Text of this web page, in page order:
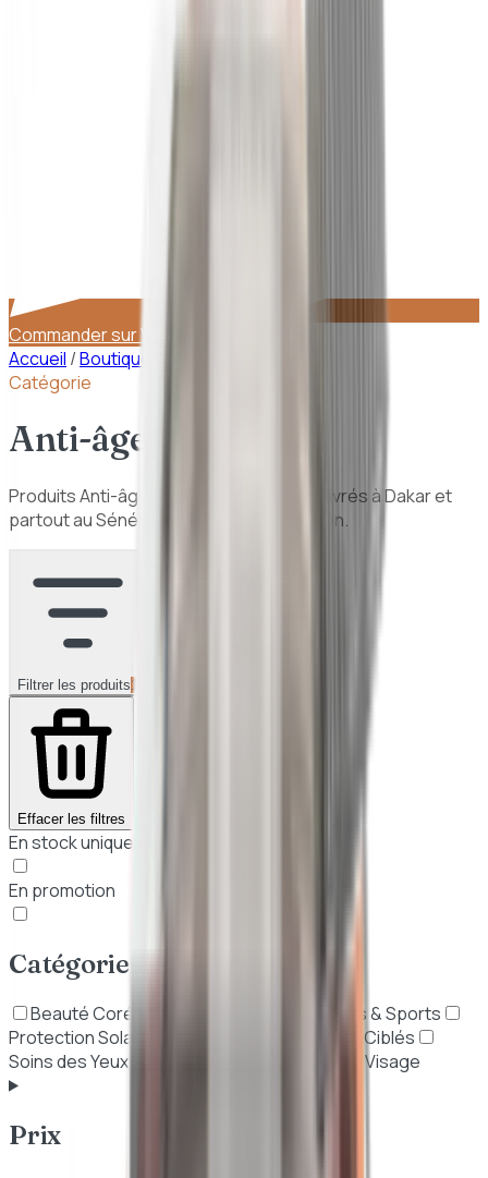
Commander sur WhatsApp
Accueil /Boutique
Catégorie
Anti-âge & éclat
ProduitsAnti-âge & éclat
authentiques, livrés à Dakar et
partout au Sénégal. Paiement à la livraison.
Filtrer les produits1
Effacer les filtres
En stock uniquement
En promotion
Catégories
Beauté Coréenne (K-Beauty)
Nutritions & Sports
Protection Solaire
Soins Ciblés
Soins des Yeux
Soins du Visage
Prix